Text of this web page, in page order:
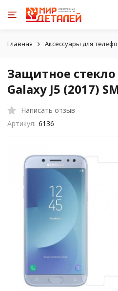
Главная Аксессуары для
Защитное
Galaxy J5 (2017)
Написать отзыв
Артикул: 6136